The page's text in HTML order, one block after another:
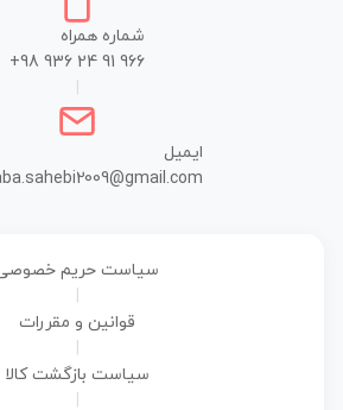
شماره همراه
+98 936 24 91 966
ایمیل
سیاست حریم
قوانین و مقررات
سیاست بازگشت کالا